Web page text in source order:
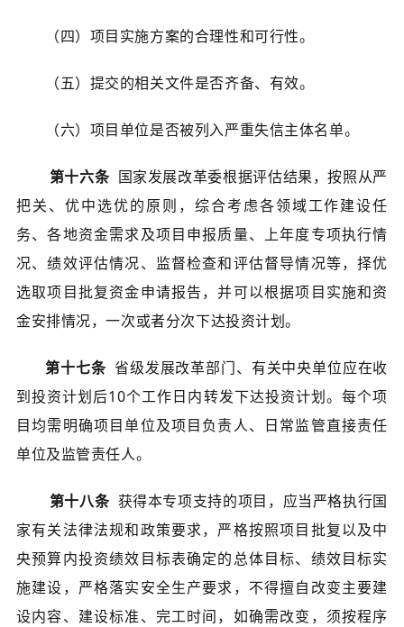
（四）项目实施方案的合理性和可行性。
（五）提交的相关文件是否齐备、有效。
（六）项目单位是否被列入严重失信主体名单。
第十六条国家发展改革委根据评估结果，按照从严
把关、优中选优的原则，综合考虑各领域工作建设任
务、各地资金需求及项目申报质量、上年度专项执行情
况、绩效评估情况、监督检查和评估督导情况等，择优
选取项目批复资金申请报告，并可以根据项目实施和资
金安排情况，一次或者分次下达投资计划。
第十七条省级发展改革部门、有关中央单位应在收
到投资计划后10个工作日内转发下达投资计划。每个项
目均需明确项目单位及项目负责人、日常监管直接责任
单位及监管责任人。
第十八条获得本专项支持的项目，应当严格执行国
家有关法律法规和政策要求，严格按照项目批复以及中
央预算内投资绩效目标表确定的总体目标、绩效目标实
施建设，严格落实安全生产要求，不得擅自改变主要建
设内容、建设标准、完工时间，如确需改变，须按程序